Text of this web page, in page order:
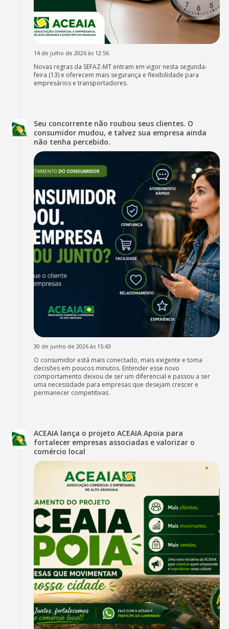
14 de julho de 2026 às 12:56
Novas regras da SEFAZ-MT entram em vigor nesta segunda-
feira (13) e oferecem mais segurança e flexibilidade para
empresários e transportadores.
Seu concorrente não roubou seus clientes. O
consumidor mudou, e talvez sua empresa ainda
não tenha percebido.
30 de junho de 2026 às 15:43
O consumidor está mais conectado, mais exigente e toma
decisões em poucos minutos. Entender esse novo
comportamento deixou de ser um diferencial e passou a ser
uma necessidade para empresas que desejam crescer e
permanecer competitivas.
ACEAIA lança o projeto ACEAIA Apoia para
fortalecer empresas associadas e valorizar o
comércio local